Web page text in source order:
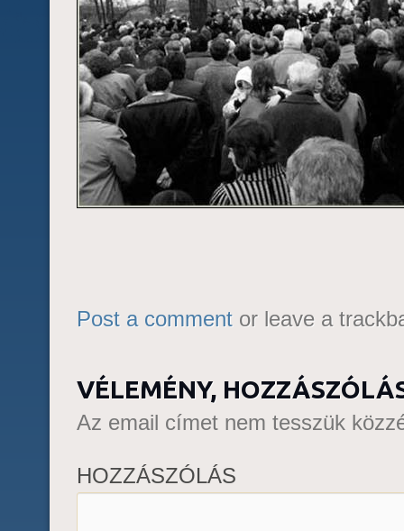
Post a comment or leave a
VÉLEMÉNY,
Az email címet nem tesszük
HOZZÁSZÓLÁS